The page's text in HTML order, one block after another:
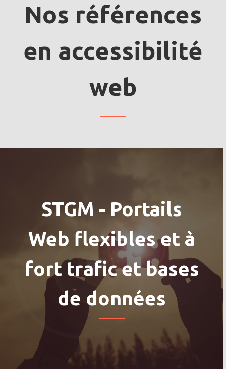
Nos références
en accessibilité
web
STGM - Portails
Web flexibles et à
fort trafic et bases
de données